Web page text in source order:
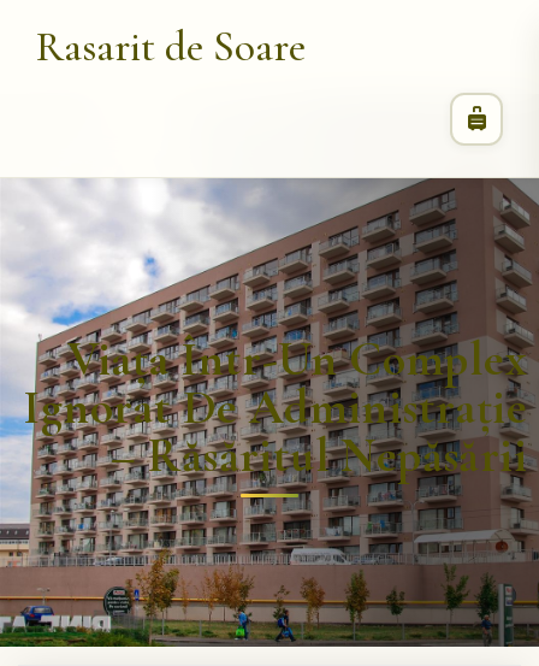
Rasarit de Soare
Viața Într-Un Complex
Ignorat De Administrație
– Răsăritul Nepăsării